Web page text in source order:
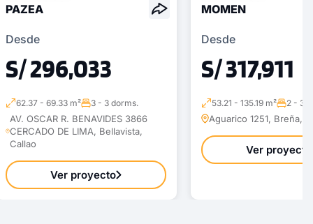
PAZEA
Desde
S/ 296,033
62.37 - 69.33 m² 3 - 3 dorms.
AV. OSCAR R. BENAVIDES 3866
CERCADO DE LIMA, Bellavista,
Callao
Ver proyecto
MOMEN
Desde
S/ 317,911
53.21 - 135.19 m² 2 - 3
Aguarico 1251, Breña,
Ver proyecto